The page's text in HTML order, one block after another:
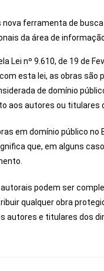
nova ferramenta de
da área de informação
Lei nº 9.610, de 19 de
esta lei, as obras
de domínio
aos autores ou titulares
em domínio público no
que, em alguns
podem ser
qualquer obra
autores e titulares dos